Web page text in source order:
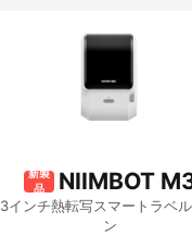
新製
品
NIIMBOT
3インチ熱転写スマートラベ
ン